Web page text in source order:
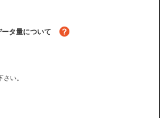
タ量について
い。